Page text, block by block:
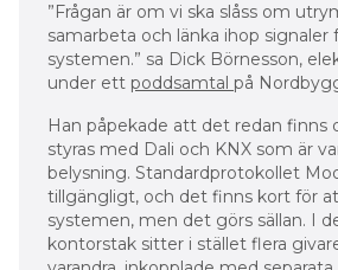
”Frågan är om vi ska slåss om
samarbeta och länka ihop signaler
systemen.” sa Dick Börnesson,
under ett poddsamtal på
Han påpekade att det redan finns
styras med Dali och KNX som är
belysning. Standardprotokollet
tillgängligt, och det finns kort för
systemen, men det görs sällan. I
kontorstak sitter i stället flera